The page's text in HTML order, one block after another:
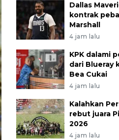
Dallas
kontrak
Marshall
4 jam lalu
KPK dalami
dari Blueray
Bea Cukai
4 jam lalu
Kalahkan
rebut juara
2026
4 jam lalu